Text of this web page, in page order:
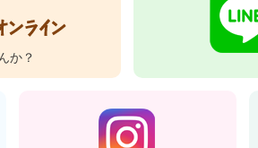
か？